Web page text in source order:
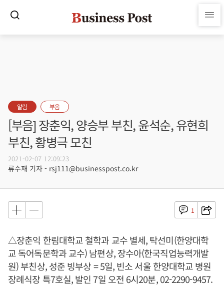
알림 부음
[부음] 장춘익, 양승부 부친, 윤석순, 유현희
부친, 황병극 모친
2021-02-07 12:09:23
류수재 기자 - rsj111@businesspost.co.kr
1
△장춘익 한림대학교 철학과 교수 별세, 탁선미(한양대학
교 독어독문학과 교수) 남편상, 장수아(한국직업능력개발
원) 부친상, 성준 빙부상 = 5일, 빈소 서울 한양대학교 병원
장례식장 특7호실, 발인 7일 오전 6시20분, 02-2290-9457.